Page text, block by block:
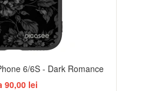
6/6S - Dark Romance
90,00 lei